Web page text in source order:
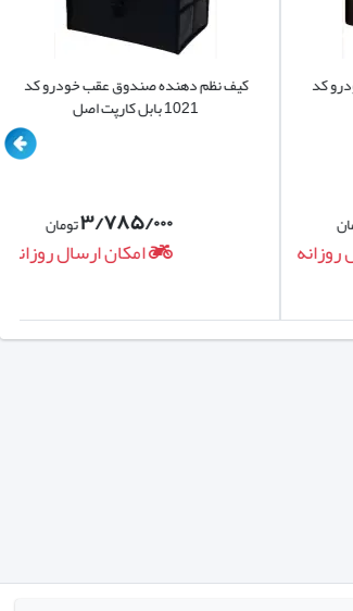
کیف نظم دهنده صندوق عقب خودرو کد
1021 بابل کارپت اصل
۳/۷۸۵/۰۰۰تومان
امکان ارسال روزانه